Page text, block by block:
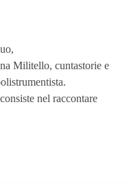
Militello, cuntastorie e
nel raccontare